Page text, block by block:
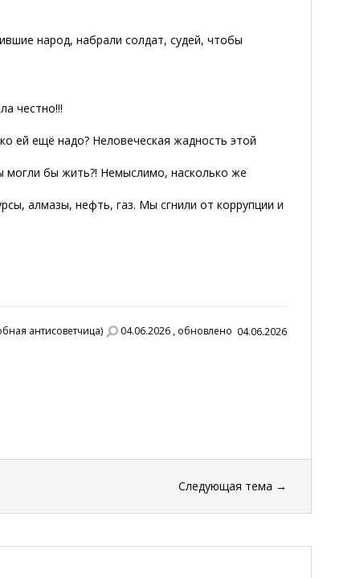
народ, набрали солдат, судей, чтобы
честно!!!
ей ещё надо? Неловеческая жадность этой
могли бы жить?! Немыслимо, насколько же
алмазы, нефть, газ. Мы сгнили от коррупции и
антисоветчица) 04.06.2026 , обновлено 04.06.2026
Следующая тема →